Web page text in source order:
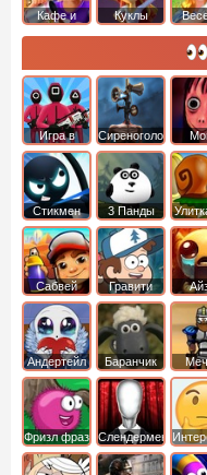
Кафе и
Куклы
Игра в
Кальмара
Сиреноголовый
Стикмен 3 Панды
Сабвей
Серф
Гравити
Фолз
Андертейл
Баранчик
Шон
Фризл фраз Слендермен